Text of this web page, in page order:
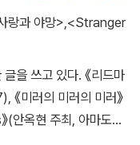
랑과 야망> <Stranger
을 쓰고 있다. 《리드마
《미러의 미러의 미러》
안옥현 주최, 아마도예